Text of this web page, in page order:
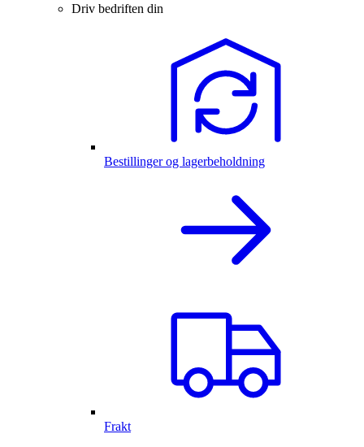
Driv bedriften din
Bestillinger og lagerbeholdning
Frakt